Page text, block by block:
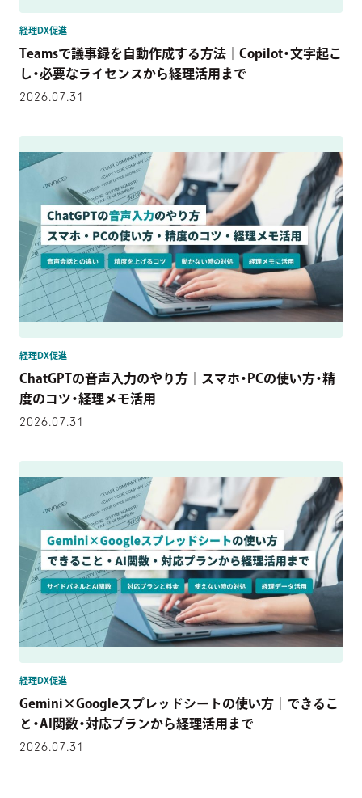
経理DX促進
Teamsで議事録を自動作成する方法｜Copilot・文字起こ
し・必要なライセンスから経理活用まで
2026.07.31
経理DX促進
ChatGPTの音声入力のやり方｜スマホ・PCの使い方・精
度のコツ・経理メモ活用
2026.07.31
経理DX促進
Gemini×Googleスプレッドシートの使い方｜できるこ
と・AI関数・対応プランから経理活用まで
2026.07.31